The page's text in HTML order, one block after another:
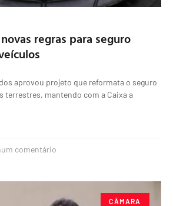
regras para seguro
aprovou projeto que reformata o seguro
terrestres, mantendo com a Caixa a
comentário
CÂMARA